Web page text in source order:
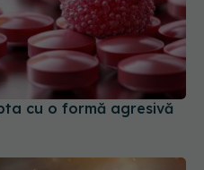
cu o formă agresivă